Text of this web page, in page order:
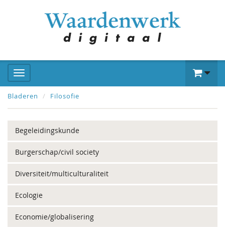
Bladeren Filosofie
Begeleidingskunde
Burgerschap/civil society
Diversiteit/multiculturaliteit
Ecologie
Economie/globalisering